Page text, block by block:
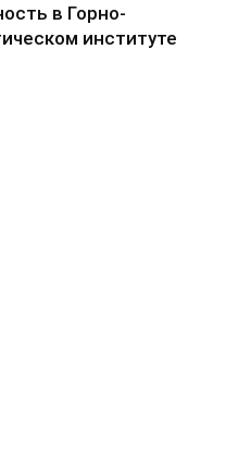
в Горно-
институте